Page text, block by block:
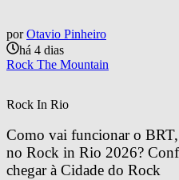
por Otavio Pinheiro
há 4 dias
Rock The Mountain
Rock In Rio
Como vai funcionar o
no Rock in Rio 2026?
chegar à Cidade do Rock